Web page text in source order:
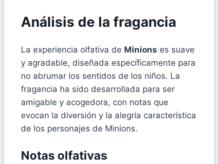
Análisis de la fragancia
La experiencia olfativa de Minions es suave
y agradable, diseñada específicamente para
no abrumar los sentidos de los niños. La
fragancia ha sido desarrollada para ser
amigable y acogedora, con notas que
evocan la diversión y la alegría característica
de los personajes de Minions.
Notas olfativas